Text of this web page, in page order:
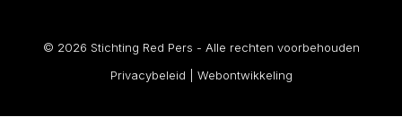
© 2026 Stichting Red Pers - Alle rechten voorbehouden
Privacybeleid
Webontwikkeling